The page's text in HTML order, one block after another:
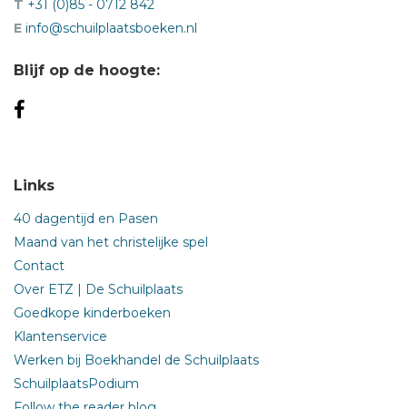
T +31 (0)85 - 0712 842
E info@schuilplaatsboeken.nl
Blijf op de hoogte:
Links
40 dagentijd en Pasen
Maand van het christelijke spel
Contact
Over ETZ | De Schuilplaats
Goedkope kinderboeken
Klantenservice
Werken bij Boekhandel de Schuilplaats
SchuilplaatsPodium